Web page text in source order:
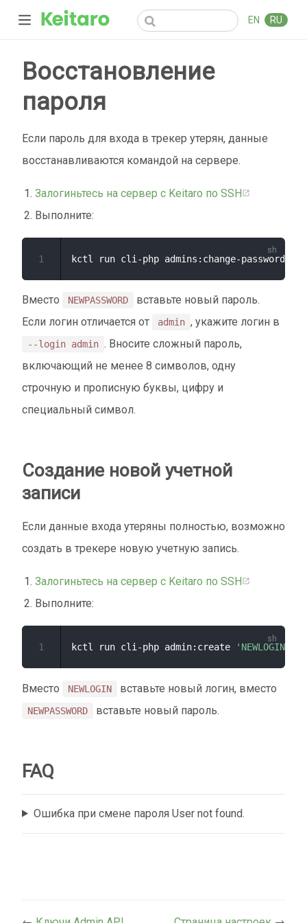
EN RU
Восстановление
пароля
Если пароль для входа в трекер утерян, данные
восстанавливаются командой на сервере.
Залогиньтесь на сервер с Keitaro по SSH
Выполните:
kctl run cli-php admins:change-password
1
Вместо NEWPASSWORD
вставьте новый пароль.
Если логин отличается от
admin , укажите логин в
--login admin . Вносите сложный пароль,
включающий не менее 8 символов, одну
строчную и прописную буквы, цифру и
специальный символ.
Создание новой учетной
записи
Если данные входа утеряны полностью, возможно
создать в трекере новую учетную запись.
Залогиньтесь на сервер с Keitaro по SSH
Выполните:
kctl run cli-php admin:create 'NEWLOGIN'
1
Вместо NEWLOGIN вставьте новый логин, вместо
NEWPASSWORD вставьте новый пароль.
FAQ
Ошибка при смене пароля User not found.